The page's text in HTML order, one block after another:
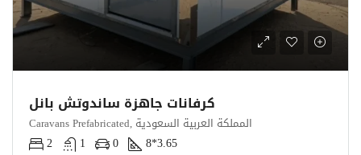
كرفانات جاهزة ساندوتش بانل
Caravans Prefabricated, المملكة العربية السعودية
2 1 0 8*3.65